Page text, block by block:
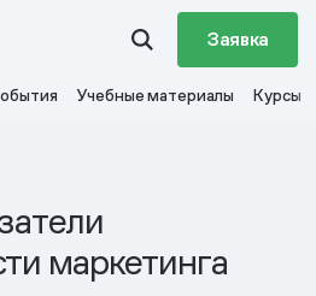
Заявка
Учебные материалы Курсы
маркетинга